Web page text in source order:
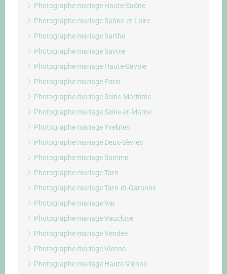
Photographe mariage Haute-Saône
Photographe mariage Saône-et-Loire
Photographe mariage Sarthe
Photographe mariage Savoie
Photographe mariage Haute-Savoie
Photographe mariage Paris
Photographe mariage Seine-Maritime
Photographe mariage Seine-et-Marne
Photographe mariage Yvelines
Photographe mariage Deux-Sèvres
Photographe mariage Somme
Photographe mariage Tarn
Photographe mariage Tarn-et-Garonne
Photographe mariage Var
Photographe mariage Vaucluse
Photographe mariage Vendée
Photographe mariage Vienne
Photographe mariage Haute-Vienne